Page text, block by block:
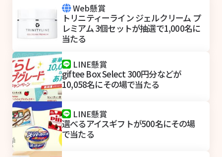
Web懸賞
トリニティーライン ジェルクリーム プ
レミアム 3個セットが抽選で1,000名に
当たる
LINE懸賞
giftee Box Select 300円分などが
10,058名にその場で当たる
LINE懸賞
選べるアイスギフトが500名にその場
で当たる